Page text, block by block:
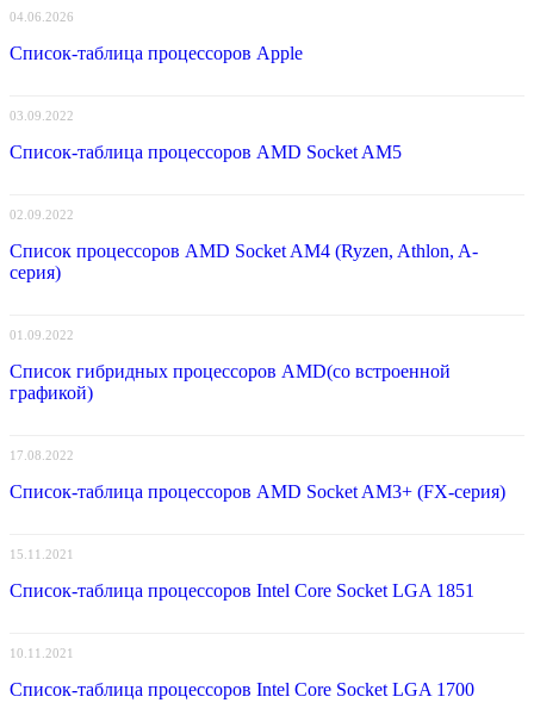
04.06.2026
Список-таблица процессоров Apple
03.09.2022
Список-таблица процессоров AMD Socket AM5
02.09.2022
Список процессоров AMD Socket AM4 (Ryzen, Athlon, A-
серия)
01.09.2022
Список гибридных процессоров AMD(со встроенной
графикой)
17.08.2022
Список-таблица процессоров AMD Socket AM3+ (FX-серия)
15.11.2021
Список-таблица процессоров Intel Core Socket LGA 1851
10.11.2021
Список-таблица процессоров Intel Core Socket LGA 1700